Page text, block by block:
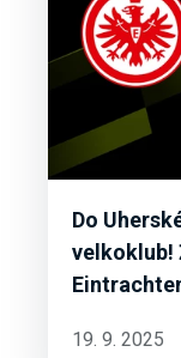
Do
velkoklub!
19. 9. 2025